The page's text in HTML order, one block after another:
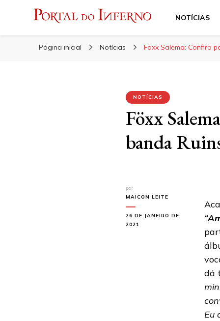
Portal do Inferno
NOTÍCIAS
Página inicial Notícias Föxx Salema: Confira
NOTÍCIAS
Föxx
banda
por
MAICON LEITE
26 DE JANEIRO DE
2021
dá
Eu